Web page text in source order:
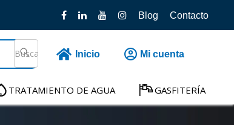
Blog Contacto
Inicio Mi cuenta
TRATAMIENTO DE AGUA GASFITERÍA